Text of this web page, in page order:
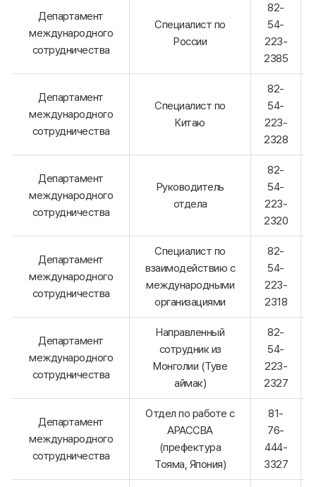
Департамент
международного
сотрудничества
Специалист по
России
82-
54-
223-
2385
Департамент
международного
сотрудничества
Специалист по
Китаю
82-
54-
223-
2328
Департамент
международного
сотрудничества
Руководитель
отдела
82-
54-
223-
2320
Департамент
международного
сотрудничества
Специалист по
взаимодействию с
международными
организациями
82-
54-
223-
2318
Департамент
международного
сотрудничества
Направленный
сотрудник из
Монголии (Туве
аймак)
82-
54-
223-
2327
Департамент
международного
сотрудничества
Отдел по работе с
АРАССВА
(префектура
Тояма, Япония)
81-
76-
444-
3327